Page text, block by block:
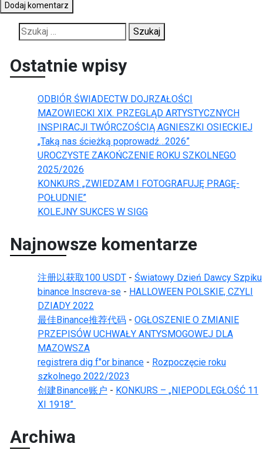
Szukaj:
Ostatnie wpisy
ODBIÓR ŚWIADECTW DOJRZAŁOŚCI
MAZOWIECKI XIX. PRZEGLĄD ARTYSTYCZNYCH
INSPIRACJI TWÓRCZOŚCIĄ AGNIESZKI OSIECKIEJ
„Taką nas ścieżką poprowadź…2026”
UROCZYSTE ZAKOŃCZENIE ROKU SZKOLNEGO
2025/2026
KONKURS „ZWIEDZAM I FOTOGRAFUJĘ PRAGĘ-
POŁUDNIE”
KOLEJNY SUKCES W SIGG
Najnowsze komentarze
注册以获取100 USDT - Światowy Dzień Dawcy Szpiku
binance Inscreva-se - HALLOWEEN POLSKIE, CZYLI
DZIADY 2022
最佳Binance推荐代码 - OGŁOSZENIE O ZMIANIE
PRZEPISÓW UCHWAŁY ANTYSMOGOWEJ DLA
MAZOWSZA
registrera dig f"or binance - Rozpoczęcie roku
szkolnego 2022/2023
创建Binance账户 - KONKURS – „NIEPODLEGŁOŚĆ 11
XI 1918”
Archiwa